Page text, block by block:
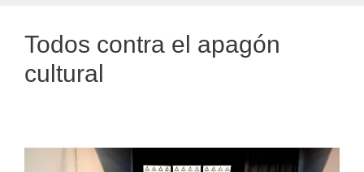
Todos contra el apagón
cultural